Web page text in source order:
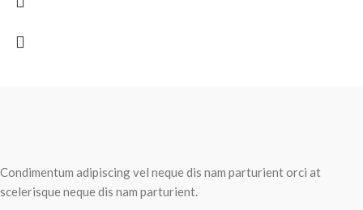
Condimentum adipiscing vel neque dis nam parturient orci at
scelerisque neque dis nam parturient.